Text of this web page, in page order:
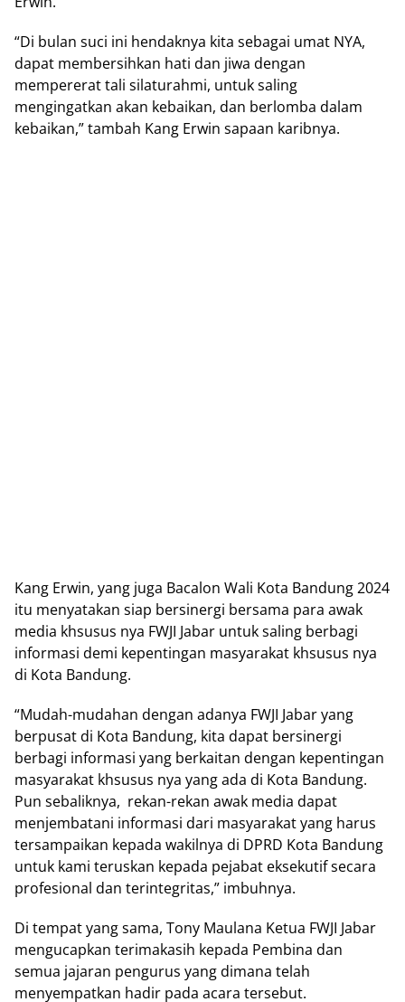
“Di bulan suci ini hendaknya kita sebagai umat NYA,
dapat membersihkan hati dan jiwa dengan
mempererat tali silaturahmi, untuk saling
mengingatkan akan kebaikan, dan berlomba dalam
kebaikan,” tambah Kang Erwin sapaan karibnya.
Kang Erwin, yang juga Bacalon Wali Kota Bandung 2024
itu menyatakan siap bersinergi bersama para awak
media khsusus nya FWJI Jabar untuk saling berbagi
informasi demi kepentingan masyarakat khsusus nya
di Kota Bandung.
“Mudah-mudahan dengan adanya FWJI Jabar yang
berpusat di Kota Bandung, kita dapat bersinergi
berbagi informasi yang berkaitan dengan kepentingan
masyarakat khsusus nya yang ada di Kota Bandung.
Pun sebaliknya, rekan-rekan awak media dapat
menjembatani informasi dari masyarakat yang harus
tersampaikan kepada wakilnya di DPRD Kota Bandung
untuk kami teruskan kepada pejabat eksekutif secara
profesional dan terintegritas,” imbuhnya.
Di tempat yang sama, Tony Maulana Ketua FWJI Jabar
mengucapkan terimakasih kepada Pembina dan
semua jajaran pengurus yang dimana telah
menyempatkan hadir pada acara tersebut.